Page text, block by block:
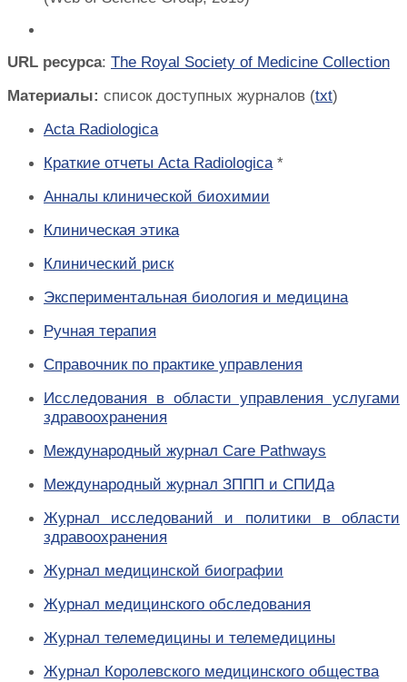
URL ресурса: The Royal Society of Medicine Collection
Материалы: список доступных журналов (txt)
Acta Radiologica
Краткие отчеты Acta Radiologica*
Анналы клинической биохимии
Клиническая этика
Клинический риск
Экспериментальная биология и медицина
Ручная терапия
Справочник по практике управления
Исследования в области управления услугами
здравоохранения
Международный журнал Care Pathways
Международный журнал ЗППП и СПИДа
Журнал исследований и политики в области
здравоохранения
Журнал медицинской биографии
Журнал медицинского обследования
Журнал телемедицины и телемедицины
Журнал Королевского медицинского общества